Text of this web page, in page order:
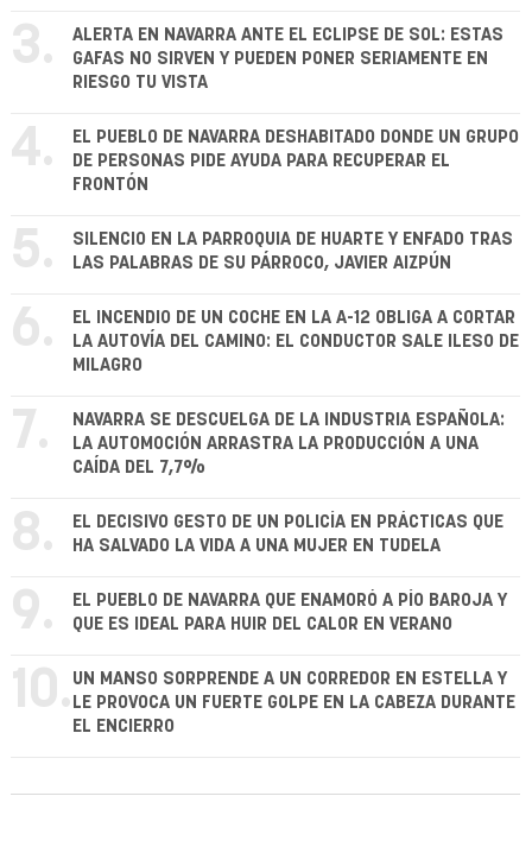
3.
ALERTA EN NAVARRA ANTE EL ECLIPSE DE SOL: ESTAS
GAFAS NO SIRVEN Y PUEDEN PONER SERIAMENTE EN
RIESGO TU VISTA
4.
EL PUEBLO DE NAVARRA DESHABITADO DONDE UN GRUPO
DE PERSONAS PIDE AYUDA PARA RECUPERAR EL
FRONTÓN
5.
SILENCIO EN LA PARROQUIA DE HUARTE Y ENFADO TRAS
LAS PALABRAS DE SU PÁRROCO, JAVIER AIZPÚN
6.
EL INCENDIO DE UN COCHE EN LA A-12 OBLIGA A CORTAR
LA AUTOVÍA DEL CAMINO: EL CONDUCTOR SALE ILESO DE
MILAGRO
7.
NAVARRA SE DESCUELGA DE LA INDUSTRIA ESPAÑOLA:
LA AUTOMOCIÓN ARRASTRA LA PRODUCCIÓN A UNA
CAÍDA DEL 7,7%
8.
EL DECISIVO GESTO DE UN POLICÍA EN PRÁCTICAS QUE
HA SALVADO LA VIDA A UNA MUJER EN TUDELA
9.
EL PUEBLO DE NAVARRA QUE ENAMORÓ A PÍO BAROJA Y
QUE ES IDEAL PARA HUIR DEL CALOR EN VERANO
10. UN MANSO SORPRENDE A UN CORREDOR EN ESTELLA Y
LE PROVOCA UN FUERTE GOLPE EN LA CABEZA DURANTE
EL ENCIERRO